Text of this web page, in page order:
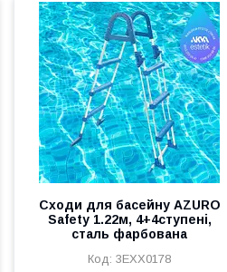
Сходи для басейну AZURO
Safety 1.22м, 4+4ступені,
сталь фарбована
3EXX0178